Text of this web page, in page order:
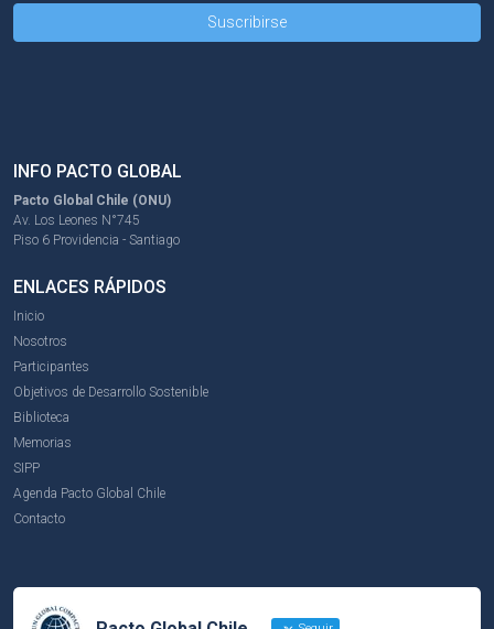
INFO PACTO GLOBAL
Pacto Global Chile (ONU)
Av. Los Leones N°745
Piso 6 Providencia - Santiago
ENLACES RÁPIDOS
Inicio
Nosotros
Participantes
Objetivos de Desarrollo Sostenible
Biblioteca
Memorias
SIPP
Agenda Pacto Global Chile
Contacto